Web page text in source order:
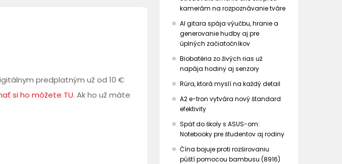
predplatným už od 10 €
si ho môžete TU. Ak ho už máte
kamerám na rozpoznávanie tváre
AI gitara spája výučbu, hranie a
generovanie hudby aj pre
úplných začiatočníkov
Biobatéria zo živých rias už
napája hodiny aj senzory
Rúra, ktorá myslí na každý detail
A2 e-tron vytvára nový štandard
efektivity
Späť do školy s ASUS-om:
Notebooky pre študentov aj rodiny
Čína bojuje proti rozširovaniu
púští pomocou bambusu (8916)